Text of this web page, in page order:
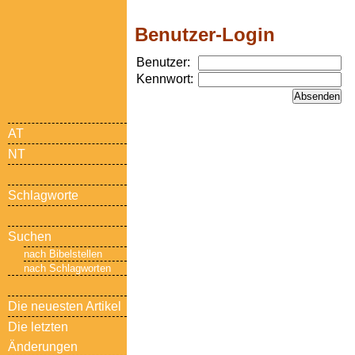
Benutzer-Login
Benutzer:
Kennwort:
AT
NT
Schlagworte
Suchen
nach Bibelstellen
nach Schlagworten
Die neuesten Artikel
Die letzten
Änderungen